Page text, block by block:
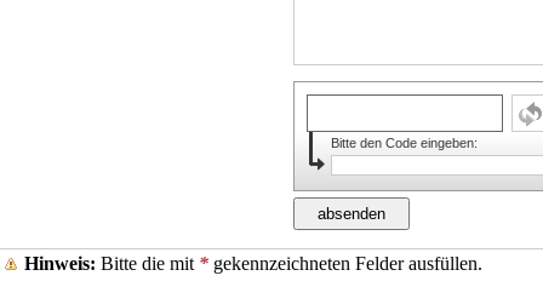
Bitte den Code eingeben:
Hinweis: Bitte die mit * gekennzeichneten Felder ausfüllen.